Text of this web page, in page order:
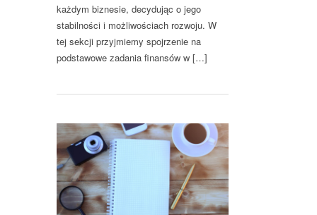
każdym biznesie, decydując o jego
stabilności i możliwościach rozwoju. W
tej sekcji przyjmiemy spojrzenie na
podstawowe zadania finansów w […]